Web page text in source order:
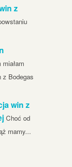
z
Bodegas
win z
Choć od
mamy...